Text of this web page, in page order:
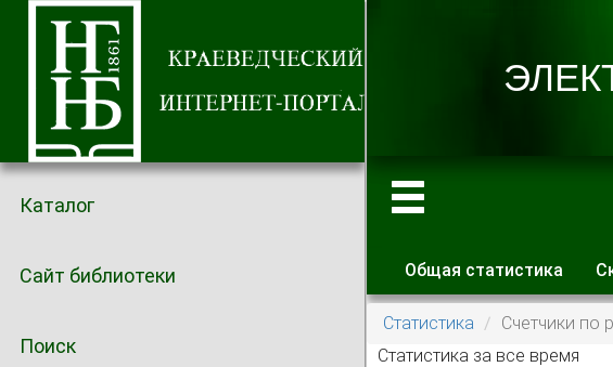
Каталог
Сайт библиотеки
Поиск
Главные
Общая статистика
Статистика
Счетчики по
Статистика за все время